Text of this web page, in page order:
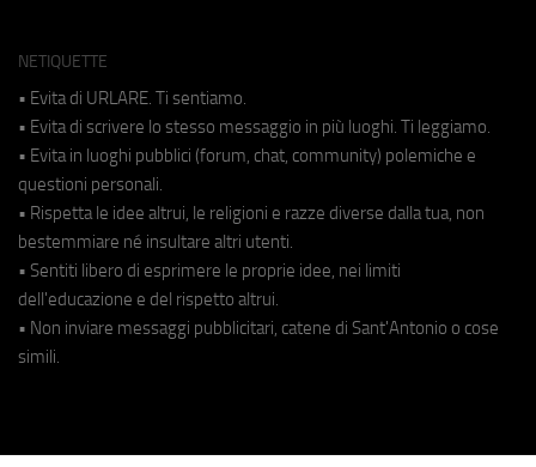
NETIQUETTE
• Evita di URLARE. Ti sentiamo.
• Evita di scrivere lo stesso messaggio in più luoghi. Ti leggiamo.
• Evita in luoghi pubblici (forum, chat, community) polemiche e
questioni personali.
• Rispetta le idee altrui, le religioni e razze diverse dalla tua, non
bestemmiare né insultare altri utenti.
• Sentiti libero di esprimere le proprie idee, nei limiti
dell'educazione e del rispetto altrui.
• Non inviare messaggi pubblicitari, catene di Sant'Antonio o cose
simili.